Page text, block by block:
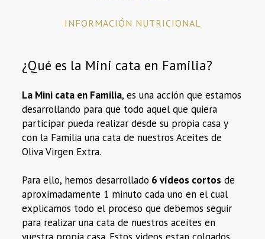
INFORMACIÓN NUTRICIONAL
¿Qué es la Mini cata en Familia?
La Mini cata en Familia, es una acción que estamos
desarrollando para que todo aquel que quiera
participar pueda realizar desde su propia casa y
con la Familia una cata de nuestros Aceites de
Oliva Virgen Extra.
Para ello, hemos desarrollado 6 vídeos cortos de
aproximadamente 1 minuto cada uno en el cual
explicamos todo el proceso que debemos seguir
para realizar una cata de nuestros aceites en